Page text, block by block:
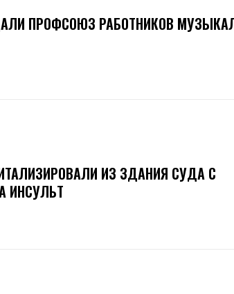
ПРОФСОЮЗ РАБОТНИКОВ
ИЗ ЗДАНИЯ СУДА С
ИНСУЛЬТ